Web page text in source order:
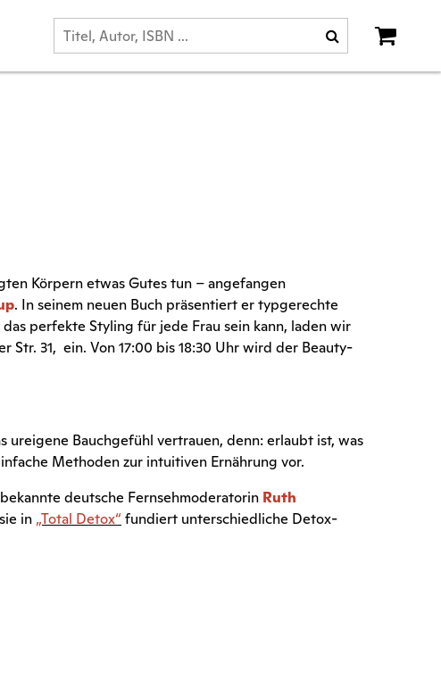
Körpern etwas Gutes tun – angefangen
. In seinem neuen Buch präsentiert er typgerechte
perfekte Styling für jede Frau sein kann, laden wir
Str. 31, ein. Von 17:00 bis 18:30 Uhr wird der Beauty-
ureigene Bauchgefühl vertrauen, denn: erlaubt ist, was
Methoden zur intuitiven Ernährung vor.
deutsche Fernsehmoderatorin Ruth
in „Total Detox“ fundiert unterschiedliche Detox-